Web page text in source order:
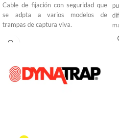
Cable de fijación con seguridad que
se adpta a varios modelos de
trampas de captura viva.